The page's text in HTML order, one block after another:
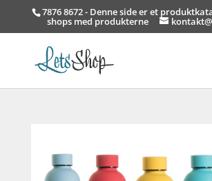
7876 8672 - Denne side er et
shops med produkterne